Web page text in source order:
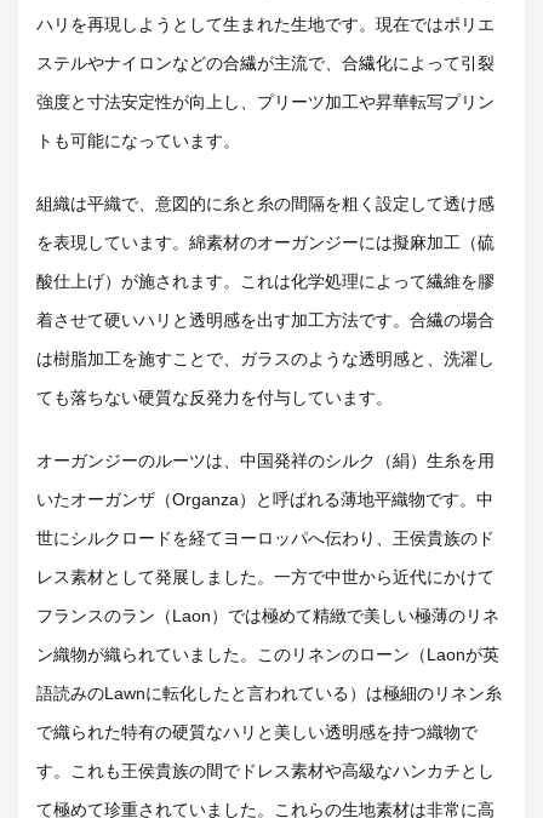
ハリを再現しようとして生まれた生地です。現在ではポリエ
ステルやナイロンなどの合繊が主流で、合繊化によって引裂
強度と寸法安定性が向上し、プリーツ加工や昇華転写プリン
トも可能になっています。
組織は平織で、意図的に糸と糸の間隔を粗く設定して透け感
を表現しています。綿素材のオーガンジーには擬麻加工（硫
酸仕上げ）が施されます。これは化学処理によって繊維を膠
着させて硬いハリと透明感を出す加工方法です。 合繊の場合
は樹脂加工を施すことで、ガラスのような透明感と、洗濯し
ても落ちない硬質な反発力を付与しています。
オーガンジーのルーツは、 中国発祥のシルク（絹）生糸を用
いたオーガンザ（Organza）と呼ばれる薄地平織物です。 中
世にシルクロードを経てヨーロッパへ伝わり、王侯貴族のド
レス素材として発展しました。一方で中世から近代にかけて
フランスのラン（Laon）では極めて精緻で美しい極薄のリネ
ン織物が織られていました。このリネンのローン（Laonが英
語読みのLawnに転化したと言われている）は極細のリネン糸
で織られた特有の硬質なハリと美しい透明感を持つ織物で
す。これも王侯貴族の間でドレス素材や高級なハンカチとし
て極めて珍重されていました。これらの生地素材は非常に高